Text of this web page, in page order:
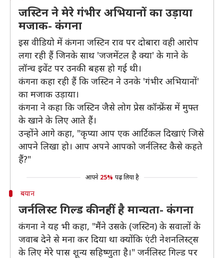
जस्टिन ने मेरे गंभीर अभियानों का उड़ाया
मजाक- कंगना
इस वीडियो में कंगना जस्टिन राव पर दोबारा वही आरोप
लगा रही हैं जिनके साथ 'जजमेंटल है क्या' के गाने के
लॉन्च इवेंट पर उनकी बहस हो गई थी।
कंगना कहा रही हैं कि जस्टिन ने उनके 'गंभीर अभियानों'
का मजाक उड़ाया।
कंगना ने कहा कि जस्टिन जैसे लोग प्रेस कॉन्फ्रेंस में मुफ्त
के खाने के लिए आते हैं।
उन्होंने आगे कहा, "कृप्या आप एक आर्टिकल दिखाएं जिसे
आपने लिखा हो। आप अपने आपको जर्नलिस्ट कैसे कहते
हैं?"
आपने 25% पढ़ लिया है
बयान
जर्नलिस्ट गिल्ड की नहीं है मान्यता- कंगना
कंगना ने यह भी कहा, "मैंने उसके (जस्टिन) के सवालों के
जवाब देने से मना कर दिया था क्योंकि एंटी नेशनलिस्ट्स
के लिए मेरे पास शून्य सहिष्णुता है।" जर्नलिस्ट गिल्ड पर